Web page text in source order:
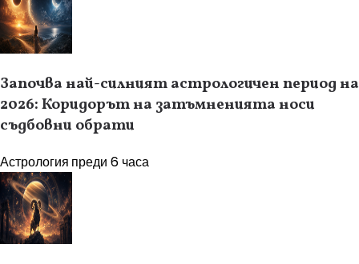
Започва най-силният астрологичен период на
2026: Коридорът на затъмненията носи
съдбовни обрати
Астрология преди 6 часа